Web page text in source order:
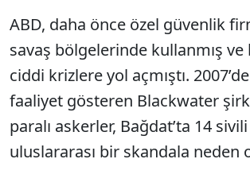
ABD, daha önce özel güvenlik
savaş bölgelerinde kullanmış
ciddi krizlere yol açmıştı.
faaliyet gösteren Blackwater
paralı askerler, Bağdat’ta 14
uluslararası bir skandala neden